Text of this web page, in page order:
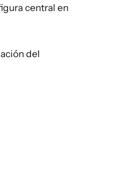
central en
del